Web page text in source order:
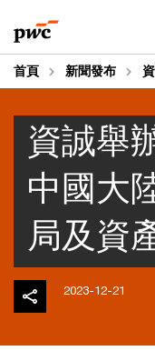
to
content
to
footer
首頁 新聞發布
資誠舉
中國大
局及資
2023-12-21